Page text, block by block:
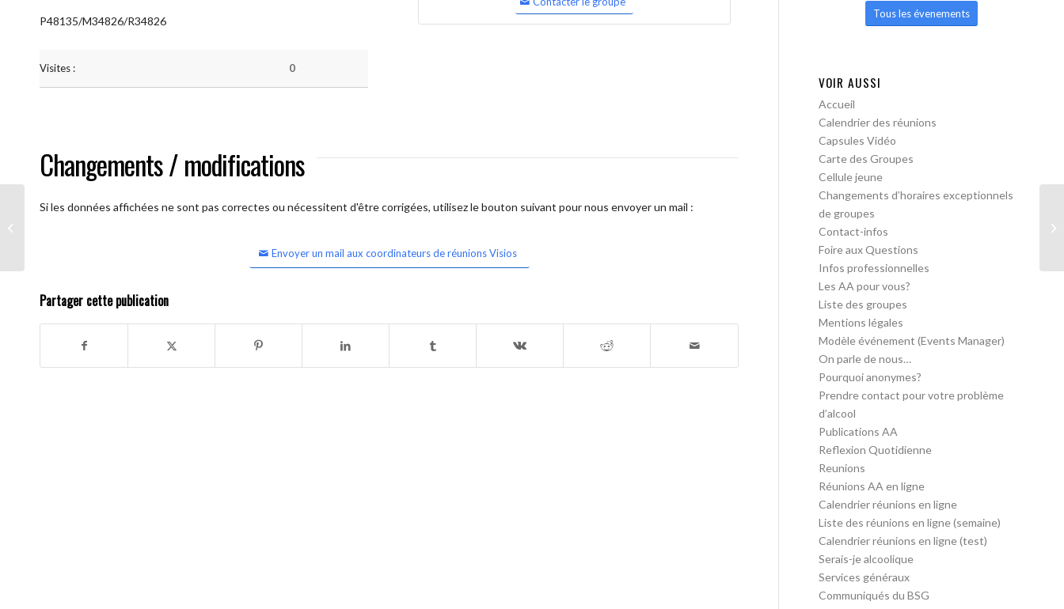
P48135/M34826/R34826
Visites : 0
Changements / modifications
Si les données affichées ne sont pas correctes ou nécessitent d'être corrigées, utilisez le bouton suivant pour nous envoyer un mail :
Envoyer un mail aux coordinateurs de réunions Visios
Partager cette publication
Tous les évenements
VOIR AUSSI
Accueil
Calendrier des réunions
Capsules Vidéo
Carte des Groupes
Cellule jeune
Changements d’horaires exceptionnels
de groupes
Contact-infos
Foire aux Questions
Infos professionnelles
Les AA pour vous?
Liste des groupes
Mentions légales
Modèle événement (Events Manager)
On parle de nous…
Pourquoi anonymes?
Prendre contact pour votre problème
d’alcool
Publications AA
Reflexion Quotidienne
Reunions
Réunions AA en ligne
Calendrier réunions en ligne
Liste des réunions en ligne (semaine)
Calendrier réunions en ligne (test)
Serais-je alcoolique
Services généraux
Communiqués du BSG